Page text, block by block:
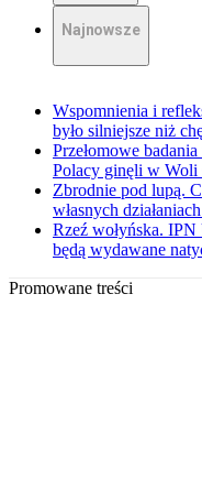
Najnowsze
Wspomnienia i
było silniejsze niż
Przełomowe
Polacy ginęli w Woli
Zbrodnie pod lupą.
własnych
Rzeź wołyńska.
będą wydawane
Promowane treści